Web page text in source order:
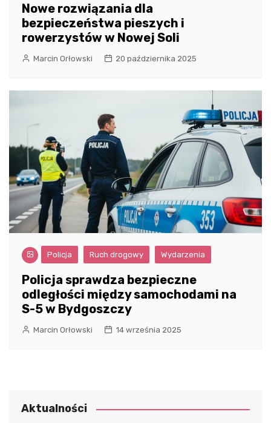
Nowe rozwiązania dla
bezpieczeństwa pieszych i
rowerzystów w Nowej Soli
Marcin Orłowski 20 października 2025
Policja Ruch drogowy Wydarzenia
Policja sprawdza bezpieczne
odległości między samochodami na
S-5 w Bydgoszczy
Marcin Orłowski 14 września 2025
Aktualności